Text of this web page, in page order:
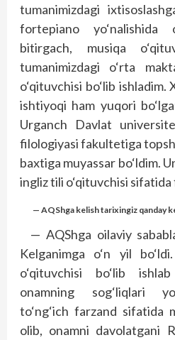
tumanimizdagi
fortepiano yo‘nalishida
bitirgach, musiqa
tumanimizdagi o‘rta
o‘qituvchisi bo‘lib
ishtiyoqi ham yuqori
Urganch Davlat
filologiyasi fakultetiga
baxtiga muyassar bo‘ldim.
ingliz tili o‘qituvchisi
— AQShga kelish tarixingiz qanday
— AQShga oilaviy
Kelganimga o‘n yil
o‘qituvchisi bo‘lib
onamning sog‘liqlari
to‘ng‘ich farzand sifatida
olib, onamni davolatgani